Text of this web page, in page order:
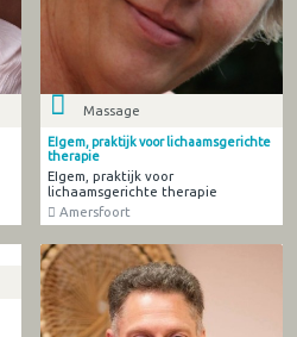
Massage
EIgem, praktijk voor lichaamsgerichte
therapie
EIgem, praktijk voor
lichaamsgerichte therapie
Amersfoort